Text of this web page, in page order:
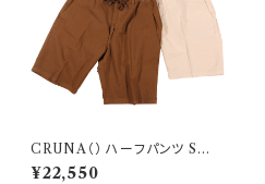
CRUNA（） ハーフパンツ SMA
UI905 29672
¥22,550